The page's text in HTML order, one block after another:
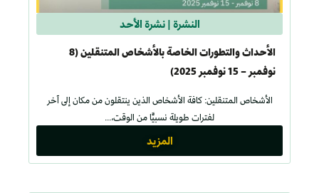
النشرة|نشرة الأحد
الأحداث والتطورات الخاصة بالأشخاص المتنقلين (8
نوفمبر – 15 نوفمبر 2025)
الأشخاص المتنقلين: كافة الأشخاص الذين ينتقلون من مكان إلى آخر
لفترات طويلة نسبيًّا من الوقت،...
المزيد